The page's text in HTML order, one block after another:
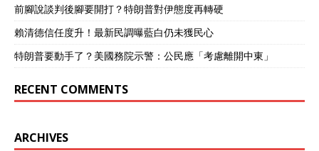
前腳說談判後腳要開打？特朗普對伊態度再轉硬
賴清德信任度升！最新民調曝藍白仍未獲民心
特朗普要動手了？美國務院示警：公民應「考慮離開中東」
RECENT COMMENTS
ARCHIVES